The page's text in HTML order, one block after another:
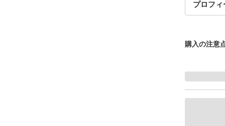
プロフ
購入の注意